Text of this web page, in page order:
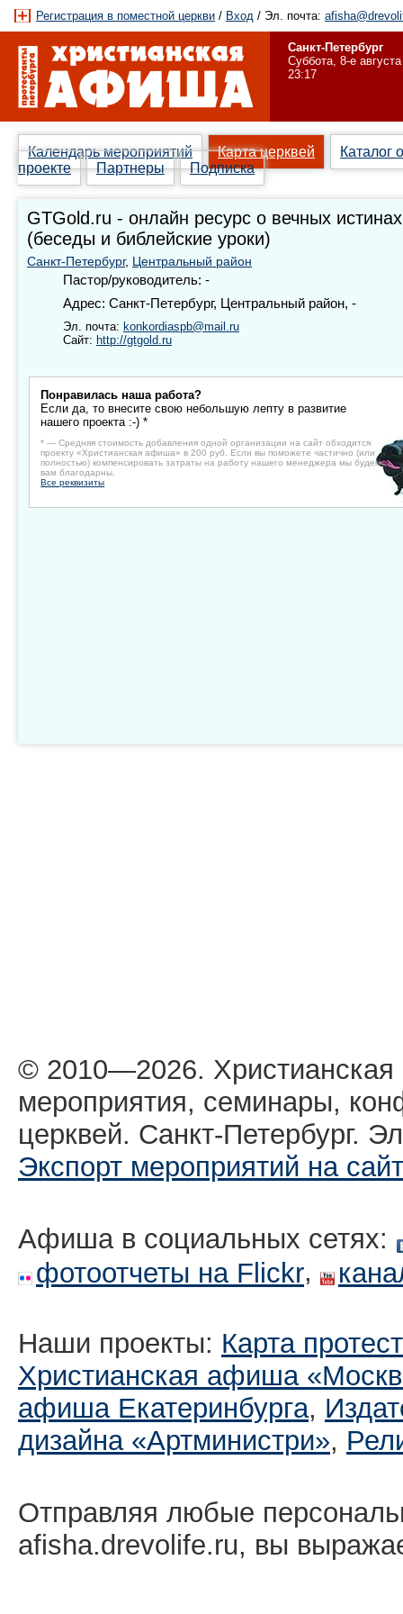
Регистрация в поместной церкви / Вход / Эл. почта:
Санкт-Петербург
Суббота, 8-е августа
23:17
Календарь мероприятий Карта церквей
Каталог
проекте
Партнеры Подписка
GTGold.ru - онлайн ресурс о вечных истинах
(беседы и библейские уроки)
Санкт-Петербург, Центральный район
Пастор/руководитель: -
Адрес: Санкт-Петербург, Центральный район, -
Эл. почта: konkordiaspb@mail.ru
Сайт: http://gtgold.ru
Понравилась наша работа?
Если да, то внесите свою небольшую лепту в развитие
нашего проекта :-) *
* — Средняя стоимость добавления одной организации на сайт обходится
проекту «Христианская афиша» в 200 руб. Если вы поможете частично (или
полностью) компенсировать затраты на работу нашего менеджера мы будем
вам благодарны.
Все реквизиты
© 2010—2026.
мероприятия, семинары,
церквей. Санкт-Петербург.
Экспорт мероприятий на сайт
Афиша в социальных сетях:
фотоотчеты на Flickr,
Наши проекты: Карта
Христианская афиша
афиша Екатеринбургa,
дизайна «Артминистри»,
Отправляя любые
afisha.drevolife.ru, вы